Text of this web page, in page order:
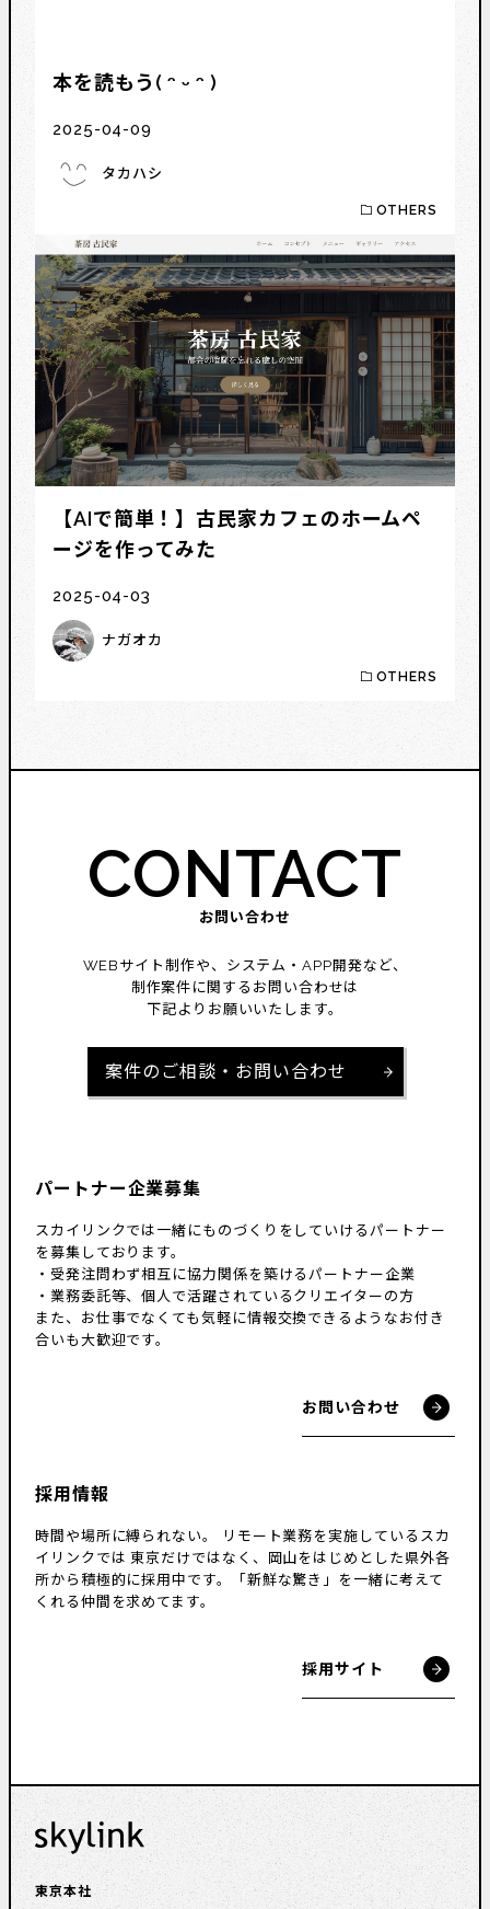
本を読もう( ᵔ ᵕ ᵔ )
2025-04-09
タカハシ
OTHERS
【AIで簡単！】古民家カフェのホームペ
ージを作ってみた
2025-04-03
ナガオカ
OTHERS
CONTACT
お問い合わせ
WEBサイト制作や、システム・APP開発など、
制作案件に関するお問い合わせは
下記よりお願いいたします。
案件のご相談・お問い合わせ
パートナー企業募集
スカイリンクでは一緒にものづくりをしていけるパートナー
を募集しております。
・受発注問わず相互に協力関係を築けるパートナー企業
・業務委託等、個人で活躍されているクリエイターの方
また、お仕事でなくても気軽に情報交換できるようなお付き
合いも大歓迎です。
お問い合わせ
採用情報
時間や場所に縛られない。
リモート業務を実施しているスカ
イリンクでは 東京だけではなく、岡山をはじめとした県外各
所から積極的に採用中です。
「新鮮な驚き」を一緒に考えて
くれる仲間を求めてます。
採用サイト
東京本社